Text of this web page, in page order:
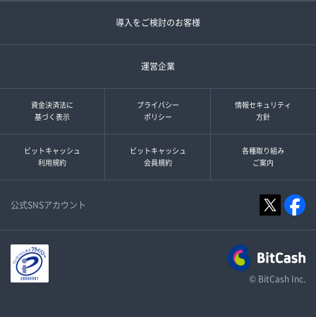
導入をご検討のお客様
運営企業
資金決済法に
基づく表示
プライバシー
ポリシー
情報セキュリティ
方針
ビットキャッシュ
利用規約
ビットキャッシュ
会員規約
各種取り組み
ご案内
公式SNSアカウント
© BitCash Inc.